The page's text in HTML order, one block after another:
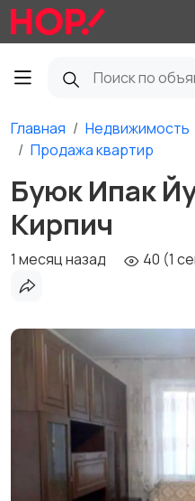
Главная Недвижимость
Продажа квартир
Буюк Ипак
Кирпич
1 месяц назад 40 (1